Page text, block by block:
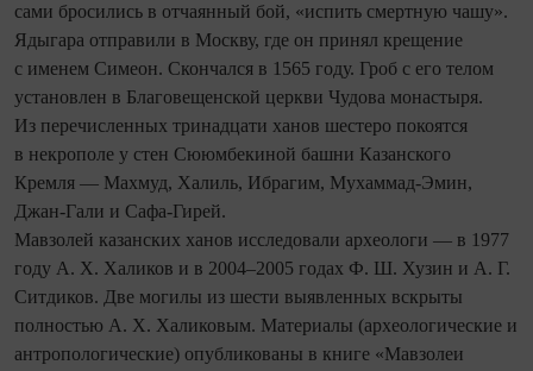
сами бросились в отчаянный бой, «испить смертную чашу».
Ядыгара отправили в Москву, где он принял крещение
с именем Симеон. Скончался в 1565 году. Гроб с его телом
установлен в Благовещенской церкви Чудова монастыря.
Из перечисленных трина­дцати ханов шестеро покоятся
в некрополе у стен Сююмбекиной башни Казанского
Кремля — Махмуд, Халиль, Ибрагим, Мухаммад-Эмин,
Джан-Гали и Сафа-Гирей.
Мавзолей казанских ханов исследовали археологи — в 1977
году А. Х. Халиков и в 2004–2005 годах Ф. Ш. Хузин и А. Г.
Ситдиков. Две могилы из шести выявленных вскрыты
полностью А. Х. Халиковым. Материалы (археологические и
антропологические) опубликованы в книге «Мавзолеи